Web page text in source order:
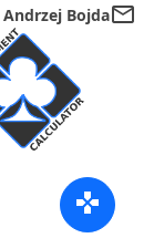
Andrzej Bojdamail_outline
gamepad